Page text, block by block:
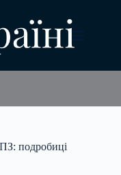
подробиці